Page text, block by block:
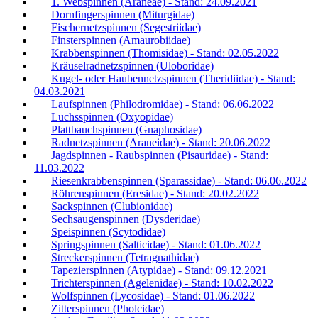
Dornfingerspinnen (Miturgidae)
Fischernetzspinnen (Segestriidae)
Finsterspinnen (Amaurobiidae)
Krabbenspinnen (Thomisidae) - Stand: 02.05.2022
Kräuselradnetzspinnen (Uloboridae)
Kugel- oder Haubennetzspinnen (Theridiidae) - Stand:
04.03.2021
Laufspinnen (Philodromidae) - Stand: 06.06.2022
Luchsspinnen (Oxyopidae)
Plattbauchspinnen (Gnaphosidae)
Radnetzspinnen (Araneidae) - Stand: 20.06.2022
Jagdspinnen - Raubspinnen (Pisauridae) - Stand:
11.03.2022
Riesenkrabbenspinnen (Sparassidae) - Stand: 06.06.2022
Röhrenspinnen (Eresidae) - Stand: 20.02.2022
Sackspinnen (Clubionidae)
Sechsaugenspinnen (Dysderidae)
Speispinnen (Scytodidae)
Springspinnen (Salticidae) - Stand: 01.06.2022
Streckerspinnen (Tetragnathidae)
Tapezierspinnen (Atypidae) - Stand: 09.12.2021
Trichterspinnen (Agelenidae) - Stand: 10.02.2022
Wolfspinnen (Lycosidae) - Stand: 01.06.2022
Zitterspinnen (Pholcidae)